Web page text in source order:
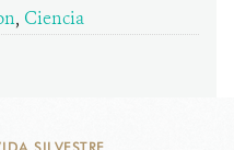
, Ciencia
SILVESTRE